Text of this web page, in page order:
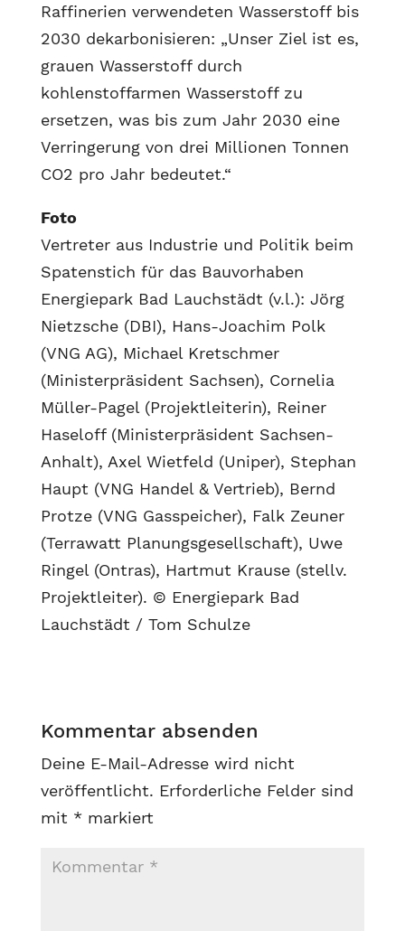
Raffinerien verwendeten Wasserstoff bis
2030 dekarbonisieren: „Unser Ziel ist es,
grauen Wasserstoff durch
kohlenstoffarmen Wasserstoff zu
ersetzen, was bis zum Jahr 2030 eine
Verringerung von drei Millionen Tonnen
CO2 pro Jahr bedeutet.“
Foto
Vertreter aus Industrie und Politik beim
Spatenstich für das Bauvorhaben
Energiepark Bad Lauchstädt (v.l.): Jörg
Nietzsche (DBI), Hans-Joachim Polk
(VNG AG), Michael Kretschmer
(Ministerpräsident Sachsen), Cornelia
Müller-Pagel (Projektleiterin), Reiner
Haseloff (Ministerpräsident Sachsen-
Anhalt), Axel Wietfeld (Uniper), Stephan
Haupt (VNG Handel & Vertrieb), Bernd
Protze (VNG Gasspeicher), Falk Zeuner
(Terrawatt Planungsgesellschaft), Uwe
Ringel (Ontras), Hartmut Krause (stellv.
Projektleiter). © Energiepark Bad
Lauchstädt / Tom Schulze
Kommentar absenden
Deine E-Mail-Adresse wird nicht
veröffentlicht. Erforderliche Felder sind
mit * markiert